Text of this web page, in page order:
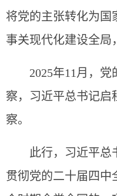
将党的主张转化为国
事关现代化建设全局
2025年11月，党
察，习近平总书记启
察。
此行，习近平总
贯彻党的二十届四中